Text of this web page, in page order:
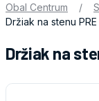
Obal Centrum /
Držiak na stenu PRE
Držiak na